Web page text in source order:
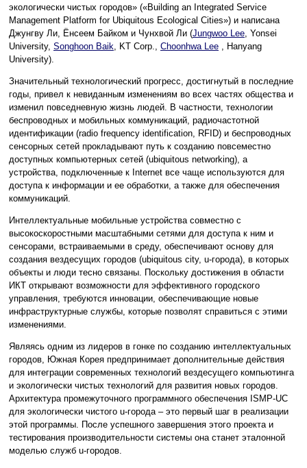
экологически чистых городов» («Building an Integrated Service
Management Platform for Ubiquitous Ecological Cities») и написана
Джунгву Ли, Ёнсеем Байком и Чунхвой Ли (Jungwoo Lee, Yonsei
University, Songhoon Baik, KT Corp., Choonhwa Lee , Hanyang
University).
Значительный технологический прогресс, достигнутый в последние
годы, привел к невиданным изменениям во всех частях общества и
изменил повседневную жизнь людей. В частности, технологии
беспроводных и мобильных коммуникаций, радиочастотной
идентификации (radio frequency identification, RFID) и беспроводных
сенсорных сетей прокладывают путь к созданию повсеместно
доступных компьютерных сетей (ubiquitous networking), а
устройства, подключенные к Internet все чаще используются для
доступа к информации и ее обработки, а также для обеспечения
коммуникаций.
Интеллектуальные мобильные устройства совместно с
высокоскоростными масштабными сетями для доступа к ним и
сенсорами, встраиваемыми в среду, обеспечивают основу для
создания вездесущих городов (ubiquitous city, u-города), в которых
объекты и люди тесно связаны. Поскольку достижения в области
ИКТ открывают возможности для эффективного городского
управления, требуются инновации, обеспечивающие новые
инфраструктурные службы, которые позволят справиться с этими
изменениями.
Являясь одним из лидеров в гонке по созданию интеллектуальных
городов, Южная Корея предпринимает дополнительные действия
для интеграции современных технологий вездесущего компьютинга
и экологически чистых технологий для развития новых городов.
Архитектура промежуточного программного обеспечения ISMP-UC
для экологически чистого u-города – это первый шаг в реализации
этой программы. После успешного завершения этого проекта и
тестирования производительности системы она станет эталонной
моделью служб u-городов.